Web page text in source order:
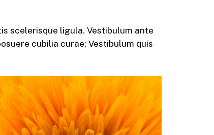
scelerisque ligula. Vestibulum ante
cubilia curae; Vestibulum quis